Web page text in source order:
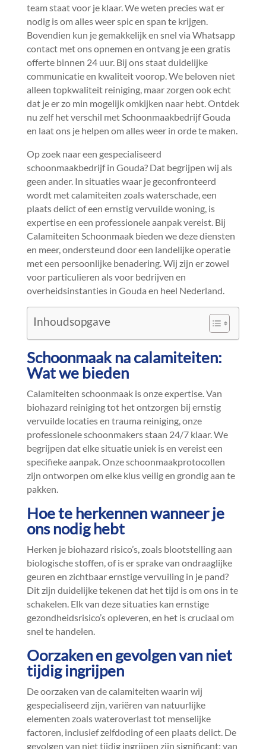
team staat voor je klaar.​ We weten precies wat er
nodig is om alles weer spic en span te krijgen.​
Bovendien kun je gemakkelijk en snel via Whatsapp
contact met ons opnemen en ontvang je een gratis
offerte binnen 24 uur.​ Bij ons staat duidelijke
communicatie en kwaliteit voorop.​ We beloven niet
alleen topkwaliteit reiniging, maar zorgen ook echt
dat je er zo min mogelijk omkijken naar hebt.​ Ontdek
nu zelf het verschil met Schoonmaakbedrijf Gouda
en laat ons je helpen om alles weer in orde te maken.​
Op zoek naar een gespecialiseerd
schoonmaakbedrijf in Gouda? Dat begrijpen wij als
geen ander.​ In situaties waar je geconfronteerd
wordt met calamiteiten zoals waterschade, een
plaats delict of een ernstig vervuilde woning, is
expertise en een professionele aanpak vereist.​ Bij
Calamiteiten Schoonmaak bieden we deze diensten
en meer, ondersteund door een landelijke operatie
met een persoonlijke benadering.​ Wij zijn er zowel
voor particulieren als voor bedrijven en
overheidsinstanties in Gouda en heel Nederland.​
Inhoudsopgave
Schoonmaak na calamiteiten:
Wat we bieden
Calamiteiten schoonmaak is onze expertise.​ Van
biohazard reiniging tot het ontzorgen bij ernstig
vervuilde locaties en trauma reiniging, onze
professionele schoonmakers staan 24/7 klaar.​ We
begrijpen dat elke situatie uniek is en vereist een
specifieke aanpak.​ Onze schoonmaakprotocollen
zijn ontworpen om elke klus veilig en grondig aan te
pakken.​
Hoe te herkennen wanneer je
ons nodig hebt
Herken je biohazard risico’s, zoals blootstelling aan
biologische stoffen, of is er sprake van ondraaglijke
geuren en zichtbaar ernstige vervuiling in je pand?
Dit zijn duidelijke tekenen dat het tijd is om ons in te
schakelen.​ Elk van deze situaties kan ernstige
gezondheidsrisico’s opleveren, en het is cruciaal om
snel te handelen.​
Oorzaken en gevolgen van niet
tijdig ingrijpen
De oorzaken van de calamiteiten waarin wij
gespecialiseerd zijn, variëren van natuurlijke
elementen zoals wateroverlast tot menselijke
factoren, inclusief zelfdoding of een plaats delict.​ De
gevolgen van niet tijdig ingrijpen zijn significant; van